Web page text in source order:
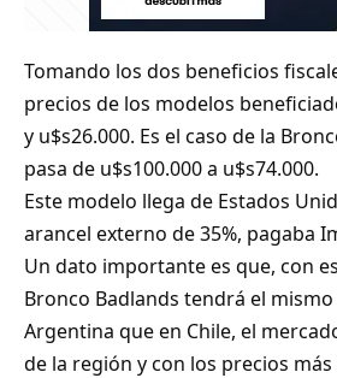
Tomando los dos beneficios
precios de los modelos
y u$s26.000. Es el caso de la
pasa de u$s100.000 a u$s74.000.
Este modelo llega de Estados
arancel externo de 35%, pagaba
Un dato importante es que, con
Bronco Badlands tendrá el
Argentina que en Chile, el
de la región y con los precios más